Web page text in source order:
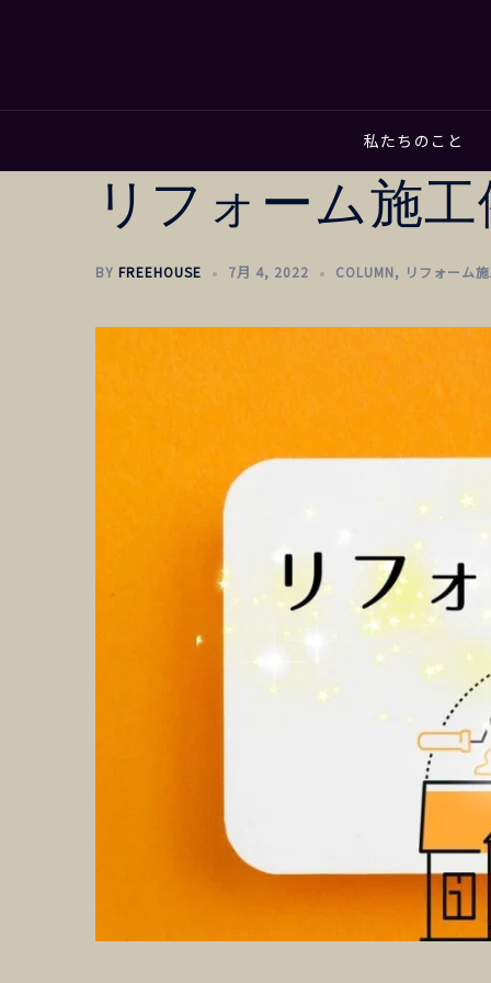
私たちのこと
リフォーム施
BY FREEHOUSE 7月 4, 2022 COLUMN, リフォーム